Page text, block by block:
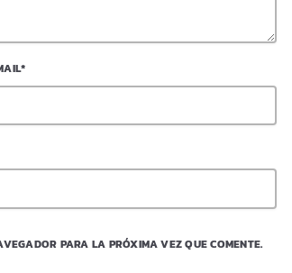
PARA LA PRÓXIMA VEZ QUE COMENTE.